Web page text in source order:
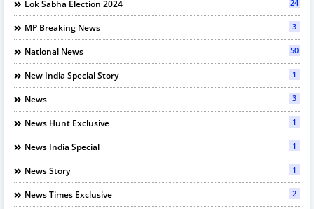
Lok Sabha Election 2024 24
MP Breaking News 3
National News 50
New India Special Story 1
News 3
News Hunt Exclusive 1
News India Special 1
News Story 1
News Times Exclusive 2